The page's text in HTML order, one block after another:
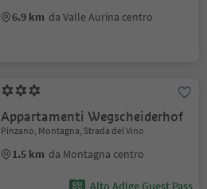
6.9 km da Valle Aurina centro
Appartamenti Wegscheiderhof
Pinzano, Montagna, Strada del Vino
1.5 km da Montagna centro
Alto Adige Guest Pass